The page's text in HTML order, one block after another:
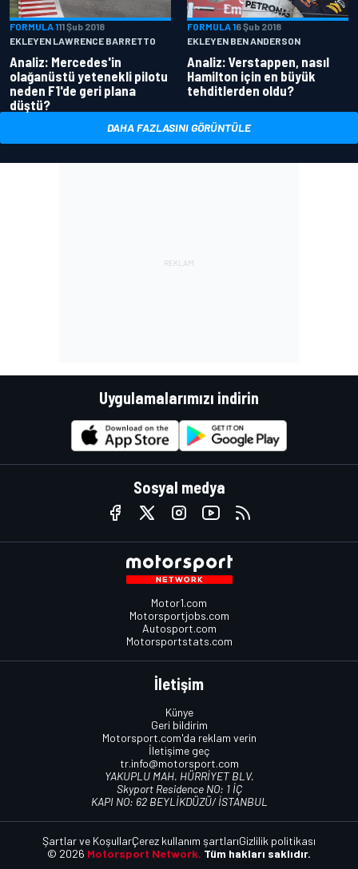
FORMULA 111 Şub 2018
EKLEYEN LAWRENCE BARRETTO
Analiz: Mercedes'in
olağanüstü yetenekli pilotu
neden F1'de geri plana
düştü?
FORMULA 16 Şub 2018
EKLEYEN BEN ANDERSON
Analiz: Verstappen, nasıl
Hamilton için en büyük
tehditlerden oldu?
DAHA FAZLASINI GÖRÜNTÜLE
Uygulamalarımızı indirin
Sosyal medya
Motor1.com
Motorsportjobs.com
Autosport.com
Motorsportstats.com
İletişim
Künye
Geri bildirim
Motorsport.com'da reklam verin
İletişime geç
tr.info@motorsport.com
YAKUPLU MAH. HÜRRİYET BLV.
Skyport Residence NO: 1 İÇ
KAPI NO: 62 BEYLİKDÜZÜ/ İSTANBUL
© 2026 Motorsport Network. Tüm hakları saklıdır.
Şartlar ve KoşullarÇerez kullanım şartlarıGizlilik politikası